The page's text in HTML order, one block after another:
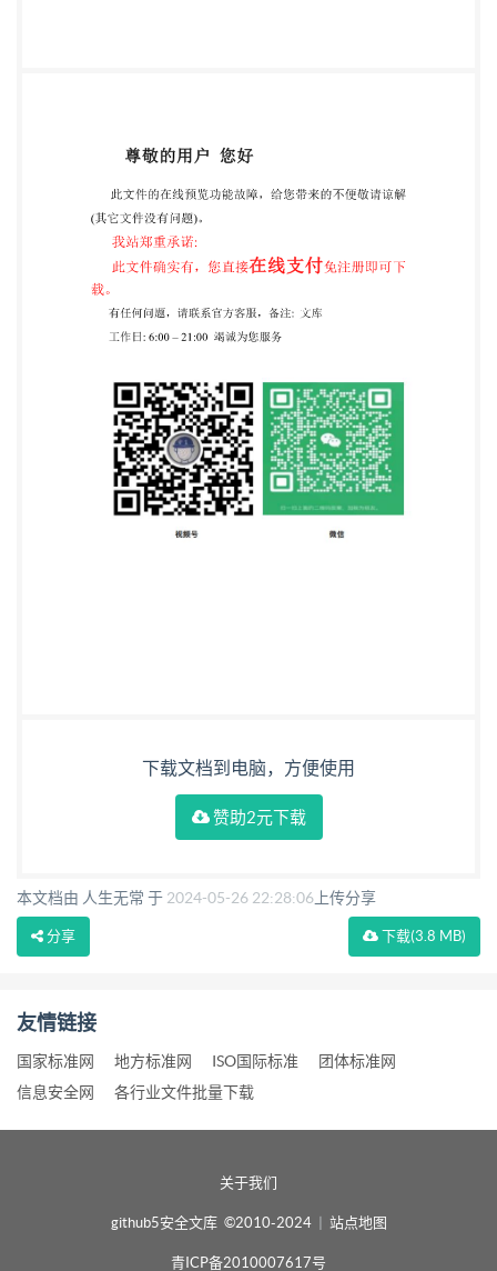
下载文档到电脑，方便使用
赞助2元下载
本文档由 人生无常 于 2024-05-26 22:28:06 上传分享
下载(3.8 MB)
分享
友情链接
国家标准网 地方标准网 ISO国际标准
团体标准网
信息安全网
各行业文件批量下载
关于我们
github5安全文库 ©2010-2024 站点地图
青ICP备2010007617号